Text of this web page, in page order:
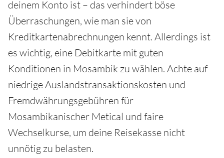
deinem Konto ist – das verhindert böse
Überraschungen, wie man sie von
Kreditkartenabrechnungen kennt. Allerdings ist
es wichtig, eine Debitkarte mit guten
Konditionen in Mosambik zu wählen. Achte auf
niedrige Auslandstransaktionskosten und
Fremdwährungsgebühren für
Mosambikanischer Metical und faire
Wechselkurse, um deine Reisekasse nicht
unnötig zu belasten.